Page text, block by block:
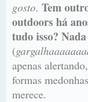
gosto. Tem
outdoors há
tudo isso? Nada
(
apenas
formas
merece.